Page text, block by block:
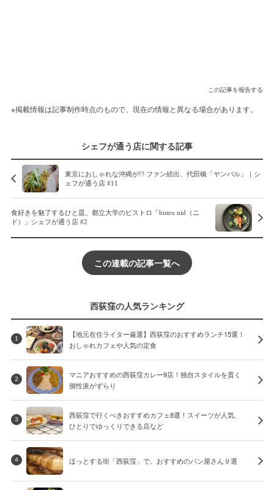
この記事を報告する
※掲載情報は記事制作時点のもので、現在の情報と異なる場合があります。
シェフが通う店に関する記事
東京におしゃれな沖縄が!? ファン続出、代田橋「ヤンバル」｜シ
ェフが通う店 #11
食好きを魅了するひと皿。都立大学のビストロ「bistro nid（ニ
ド）」シェフが通う店 #2
この連載の記事一覧へ
西荻窪の人気ランキング
1
【地元在住ライター厳選】西荻窪のおすすめランチ15選！
おしゃれカフェや人気の定食
2
マニアおすすめの西荻窪カレー9店！独自スタイルを貫く
個性派がずらり
3
西荻窪で行くべきおすすめカフェ8選！スイーツが人気、
ひとりでゆっくりできる店など
4 ほっとする街「西荻窪」で。おすすめのパン屋さん９選